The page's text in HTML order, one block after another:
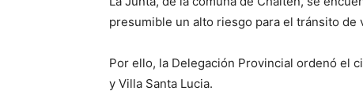
presumible un alto riesgo para el tránsito de
Por ello, la Delegación Provincial ordenó el
y Villa Santa Lucia.